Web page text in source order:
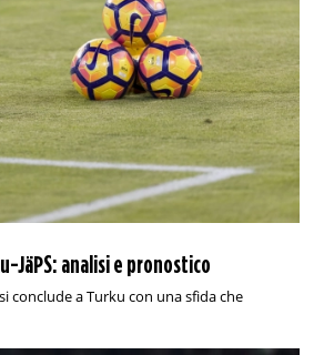
JäPS: analisi e pronostico
conclude a Turku con una sfida che